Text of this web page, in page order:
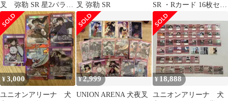
叉 弥勒 SR 星2パラレ
ル
叉 弥勒 SR
SR ・Rカード 16枚セッ
ト
¥3,000
ユニオンアリーナ 犬
¥2,999
UNION ARENA 犬夜叉
¥18,888
ユニオンアリーナ 犬